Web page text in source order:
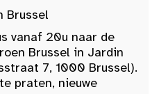
Brussel
vanaf 20u naar de
Brussel in Jardin
7, 1000 Brussel).
praten, nieuwe